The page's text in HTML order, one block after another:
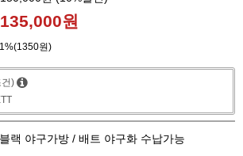
135,000원
1%(1350원)
)
랙 야구가방 / 배트 야구화 수납가능